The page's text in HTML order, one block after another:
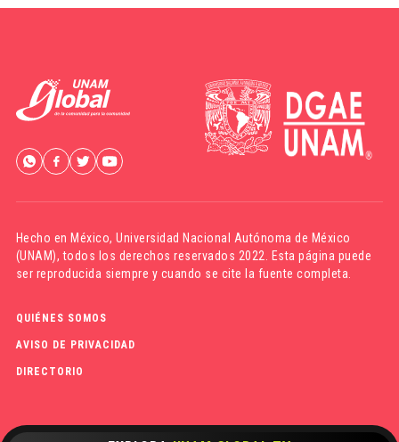
Hecho en México,Universidad Nacional Autónoma de México
(UNAM), todos los derechos reservados 2022. Esta página puede
ser reproducida siempre y cuando se cite la fuente completa.
QUIÉNES SOMOS
AVISO DE PRIVACIDAD
DIRECTORIO